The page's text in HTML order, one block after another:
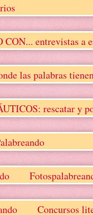
entrevistas a
las palabras
rescatar y
Concursos